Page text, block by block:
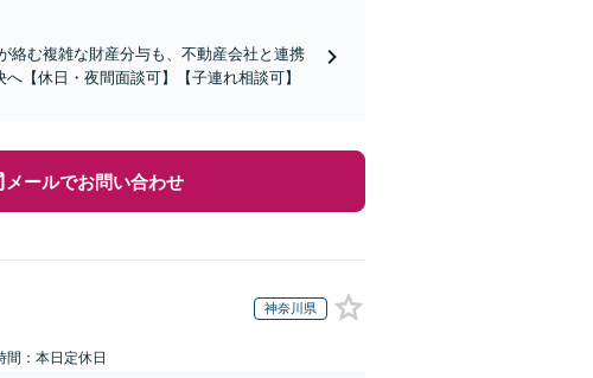
絡む複雑な財産分与も、不動産会社と連携
【休日・夜間面談可】【子連れ相談可】
メールでお問い合わせ
神奈川県
間：本日定休日